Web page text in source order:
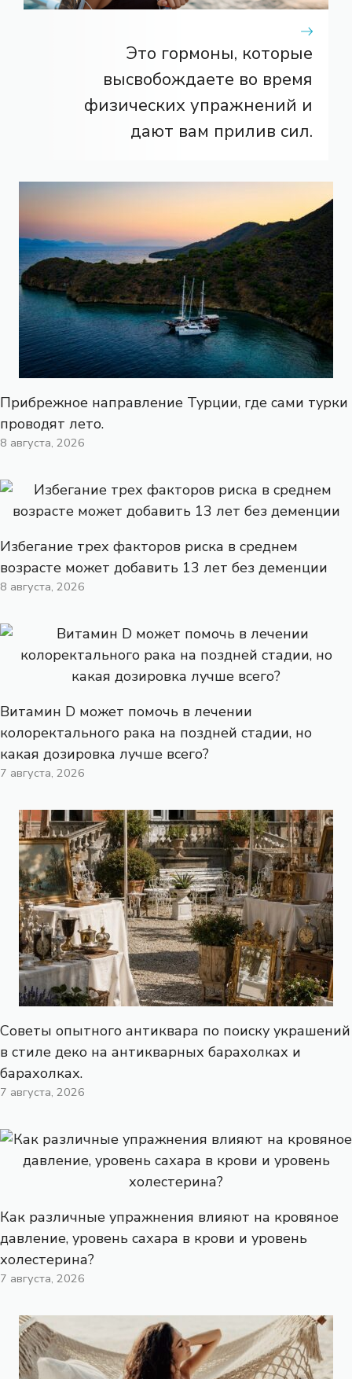
Это гормоны, которые
высвобождаете во время
физических упражнений и
дают вам прилив сил.
Прибрежное направление Турции, где сами турки
проводят лето.
8 августа, 2026
Избегание трех факторов риска в среднем
возрасте может добавить 13 лет без деменции
8 августа, 2026
Витамин D может помочь в лечении
колоректального рака на поздней стадии, но
какая дозировка лучше всего?
7 августа, 2026
Советы опытного антиквара по поиску украшений
в стиле деко на антикварных барахолках и
барахолках.
7 августа, 2026
Как различные упражнения влияют на кровяное
давление, уровень сахара в крови и уровень
холестерина?
7 августа, 2026